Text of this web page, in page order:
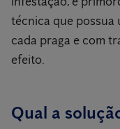
técnica que possua
cada praga e com
efeito.
Qual a